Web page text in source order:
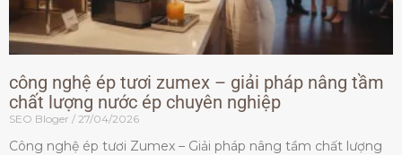
công nghệ ép tươi zumex – giải pháp nâng tầm
chất lượng nước ép chuyên nghiệp
SEO Bloger 27/04/2026
Công nghệ ép tươi Zumex – Giải pháp nâng tầm chất lượng